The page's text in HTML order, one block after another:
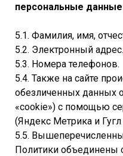
персональные
5.1. Фамилия, имя,
5.2. Электронный адрес.
5.3. Номера телефонов.
5.4. Также на сайте
обезличенных данных
«cookie») с помощью
(Яндекс Метрика и Гугл
5.5.
Политики объединены